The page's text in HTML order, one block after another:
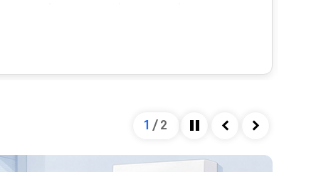
을 심박출량이라고 하는데, 이는 그림과 같이 여러
칩니다. 혈관의 직경은 혈관을 확장시키는 인자와
류 및 심한 정도에 따라 혈압이 낮아지는 정도가 다
1 / 2